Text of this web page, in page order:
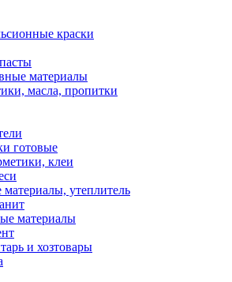
краски
материалы
масла, пропитки
готовые
клеи
утеплитель
материалы
и хозтовары